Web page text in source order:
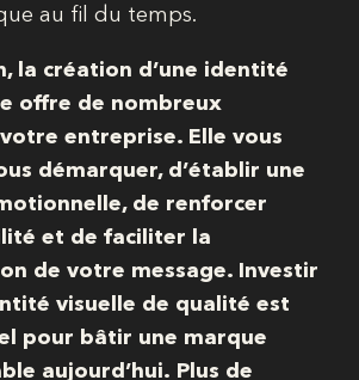
au fil du temps.
la création d’une identité
offre de nombreux
entreprise. Elle vous
démarquer, d’établir une
de renforcer
et de faciliter la
de votre message. Investir
visuelle de qualité est
pour bâtir une marque
aujourd’hui. Plus de